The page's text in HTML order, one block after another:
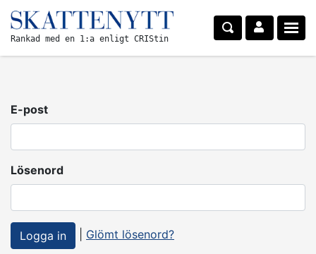
Rankad med en 1:a enligt CRIStin
E-post
Lösenord
Glömt lösenord?